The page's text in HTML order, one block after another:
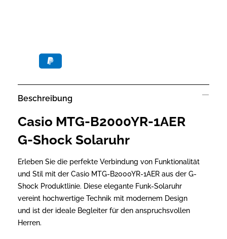
Beschreibung
Casio MTG-B2000YR-1AER
G-Shock Solaruhr
Erleben Sie die perfekte Verbindung von Funktionalität
und Stil mit der Casio MTG-B2000YR-1AER aus der G-
Shock Produktlinie. Diese elegante Funk-Solaruhr
vereint hochwertige Technik mit modernem Design
und ist der ideale Begleiter für den anspruchsvollen
Herren.